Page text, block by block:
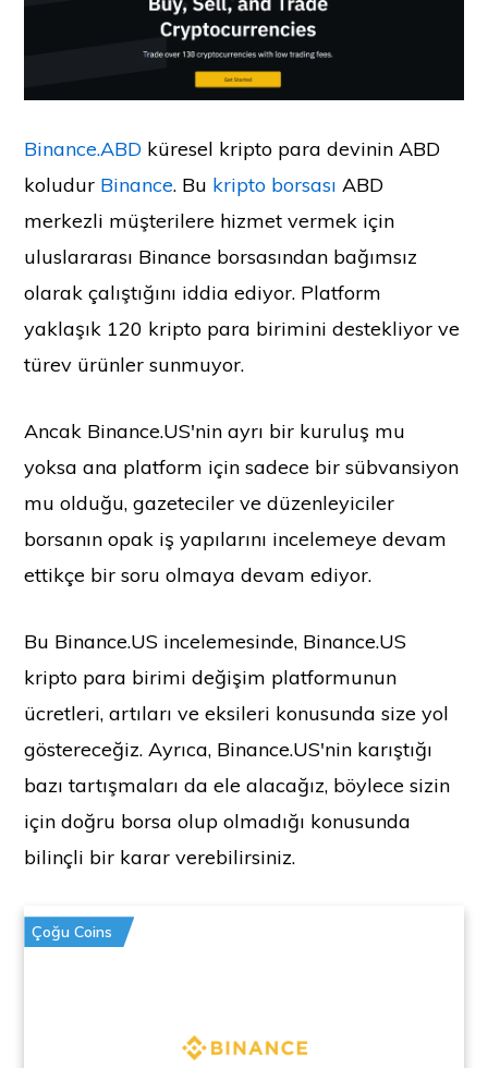
Binance.ABD küresel kripto para devinin ABD
koludur Binance. Bu kripto borsası ABD
merkezli müşterilere hizmet vermek için
uluslararası Binance borsasından bağımsız
olarak çalıştığını iddia ediyor. Platform
yaklaşık 120 kripto para birimini destekliyor ve
türev ürünler sunmuyor.
Ancak Binance.US'nin ayrı bir kuruluş mu
yoksa ana platform için sadece bir sübvansiyon
mu olduğu, gazeteciler ve düzenleyiciler
borsanın opak iş yapılarını incelemeye devam
ettikçe bir soru olmaya devam ediyor.
Bu Binance.US incelemesinde, Binance.US
kripto para birimi değişim platformunun
ücretleri, artıları ve eksileri konusunda size yol
göstereceğiz. Ayrıca, Binance.US'nin karıştığı
bazı tartışmaları da ele alacağız, böylece sizin
için doğru borsa olup olmadığı konusunda
bilinçli bir karar verebilirsiniz.
Çoğu Coins